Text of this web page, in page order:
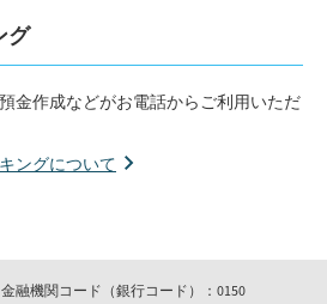
グ
金作成などがお電話からご利用いただ
ングについて
融機関コード（銀行コード）：0150